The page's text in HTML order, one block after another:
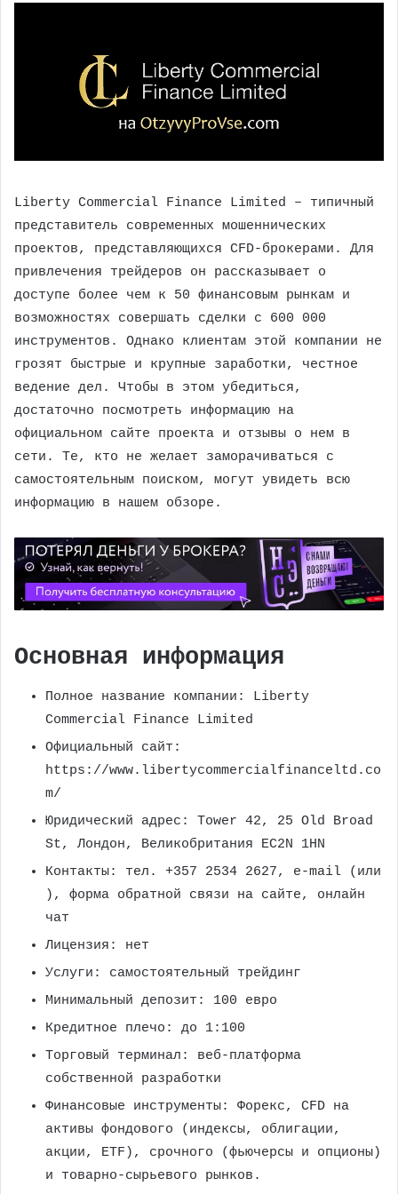
Liberty Commercial Finance Limited – типичный
представитель современных мошеннических
проектов, представляющихся CFD-брокерами. Для
привлечения трейдеров он рассказывает о
доступе более чем к 50 финансовым рынкам и
возможностях совершать сделки с 600 000
инструментов. Однако клиентам этой компании не
грозят быстрые и крупные заработки, честное
ведение дел. Чтобы в этом убедиться,
достаточно посмотреть информацию на
официальном сайте проекта и отзывы о нем в
сети. Те, кто не желает заморачиваться с
самостоятельным поиском, могут увидеть всю
информацию в нашем обзоре.
Основная информация
Полное название компании: Liberty
Commercial Finance Limited
Официальный сайт:
https://www.libertycommercialfinanceltd.co
m/
Юридический адрес: Tower 42, 25 Old Broad
St, Лондон, Великобритания EC2N 1HN
Контакты: тел. +357 2534 2627, e-mail
(или
), форма обратной связи на сайте, онлайн
чат
Лицензия: нет
Услуги: самостоятельный трейдинг
Минимальный депозит: 100 евро
Кредитное плечо: до 1:100
Торговый терминал: веб-платформа
собственной разработки
Финансовые инструменты: Форекс, CFD на
активы фондового (индексы, облигации,
акции, ETF), срочного (фьючерсы и опционы)
и товарно-сырьевого рынков.